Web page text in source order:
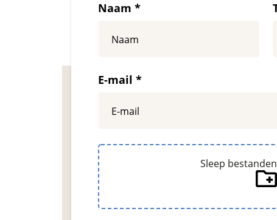
Naam *
E-mail *
bestanden
Sleep